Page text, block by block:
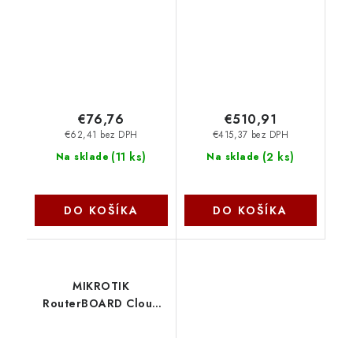
Na sklade (11 ks)
€62,41 bez DPH
€76,76
DO KOŠÍKA
Na sklade (2 ks)
€415,37 bez DPH
€510,91
DO KOŠÍKA
MIKROTIK
RouterBOARD Cloud